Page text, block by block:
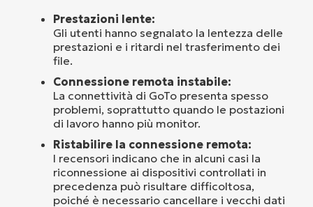
Prestazioni lente:
Gli utenti hanno segnalato la lentezza delle
prestazioni e i ritardi nel trasferimento dei
file.
Connessione remota instabile:
La connettività di GoTo presenta spesso
problemi, soprattutto quando le postazioni
di lavoro hanno più monitor.
Ristabilire la connessione remota:
I recensori indicano che in alcuni casi la
riconnessione ai dispositivi controllati in
precedenza può risultare difficoltosa,
poiché è necessario cancellare i vecchi dati